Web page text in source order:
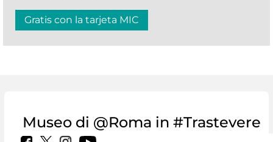
Gratis con la tarjeta MIC
Museo di @Roma in #Trastevere